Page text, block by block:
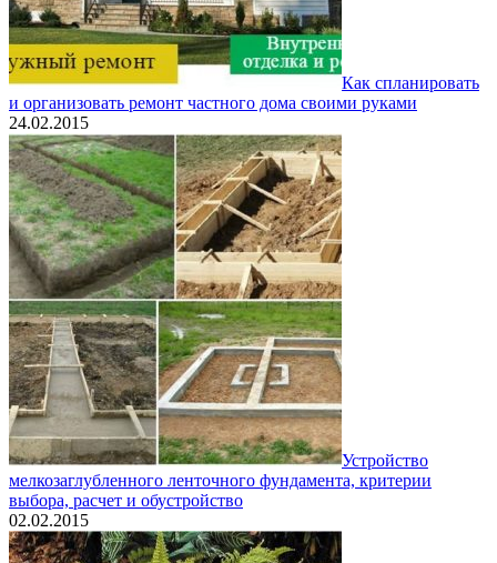
Как спланировать
и организовать ремонт частного дома своими руками
24.02.2015
Устройство
мелкозаглубленного ленточного фундамента, критерии
выбора, расчет и обустройство
02.02.2015